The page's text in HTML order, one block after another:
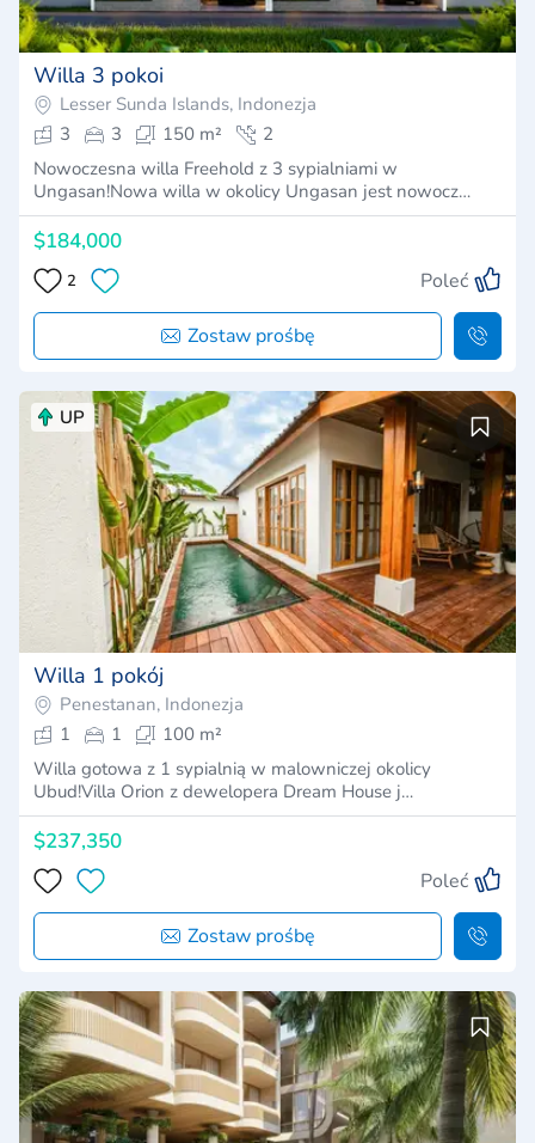
Willa 3 pokoi
Lesser Sunda Islands, Indonezja
3
3 150 m²
2
Nowoczesna willa Freehold z 3 sypialniami w
Ungasan!Nowa willa w okolicy Ungasan jest nowocz…
$184,000
2 Poleć
Zostaw prośbę
UP
Willa 1 pokój
Penestanan, Indonezja
1
1
100 m²
Willa gotowa z 1 sypialnią w malowniczej okolicy
Ubud!Villa Orion z dewelopera Dream House j…
$237,350
Poleć
Zostaw prośbę